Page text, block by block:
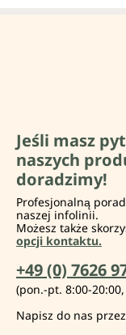
Jeśli masz
naszych
doradzimy!
Profesjonalną
naszej infolinii.
Możesz także
opcji kontaktu.
+49 (0) 7626
(pon.-pt. 8:00-
Napisz do nas